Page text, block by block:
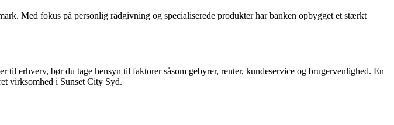
Med fokus på personlig rådgivning og specialiserede produkter har banken opbygget et stærkt
erhverv, bør du tage hensyn til faktorer såsom gebyrer, renter, kundeservice og brugervenlighed. En
virksomhed i Sunset City Syd.